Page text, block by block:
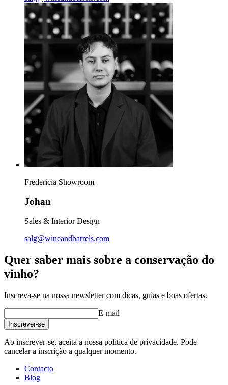
Fredericia Showroom
Johan
Sales & Interior Design
salg@wineandbarrels.com
Quer saber mais sobre a conservação do
vinho?
Inscreva-se na nossa newsletter com dicas, guias e boas ofertas.
E-mail
Inscrever-se
Ao inscrever-se, aceita a nossa política de privacidade. Pode
cancelar a inscrição a qualquer momento.
Contacto
Blog